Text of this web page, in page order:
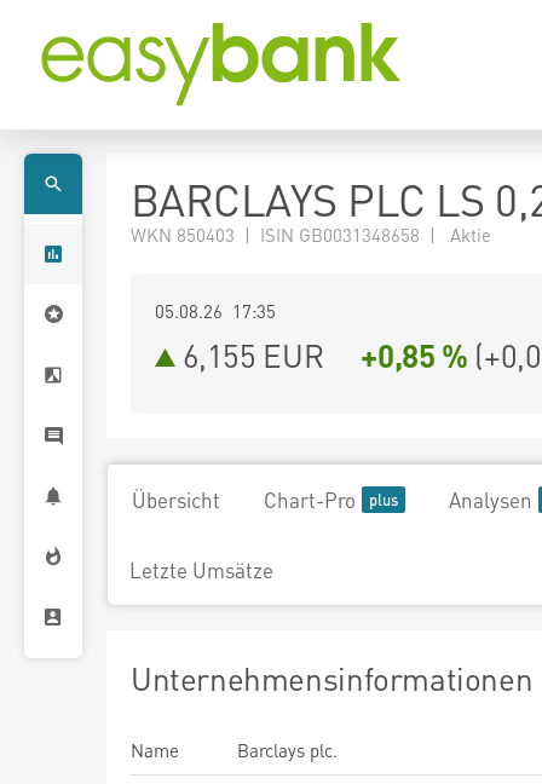
BARCLAYS PLC LS
WKN 850403 | ISIN GB0031348658 | Aktie
05.08.26 17:35
6,155 EUR +0,85 % (
Übersicht Chart-Pro Analysen
Letzte Umsätze
Unternehmensinformationen
Name
Barclays plc.